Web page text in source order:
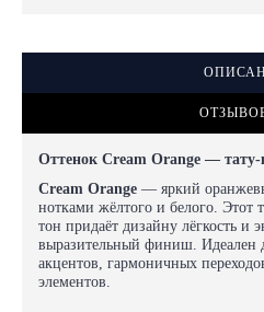
Оттенок Cream Orange —
Cream Orange — яркий
нотками жёлтого и белого. Этот
тон придаёт дизайну лёгкость и
выразительный финиш. Идеален
акцентов, гармоничных
элементов.